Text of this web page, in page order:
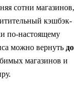
сотни магазинов,
кэшбэк-
по-настоящему
можно вернуть до
магазинов и